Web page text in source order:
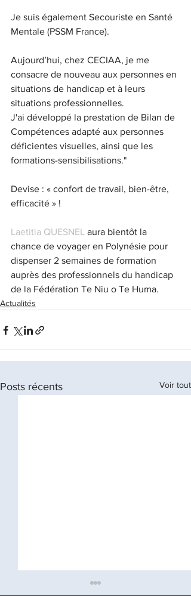
Je suis également Secouriste en Santé
Mentale (PSSM France).
Aujourd’hui, chez CECIAA, je me
consacre de nouveau aux personnes en
situations de handicap et à leurs
situations professionnelles.
J'ai développé la prestation de Bilan de
Compétences adapté aux personnes
déficientes visuelles, ainsi que les
formations-sensibilisations."
Devise : « confort de travail, bien-être,
efficacité » !
Laetitia QUESNEL aura bientôt la
chance de voyager en Polynésie pour
dispenser 2 semaines de formation
auprès des professionnels du handicap
de la Fédération Te Niu o Te Huma.
Actualités
Posts récents Voir tout